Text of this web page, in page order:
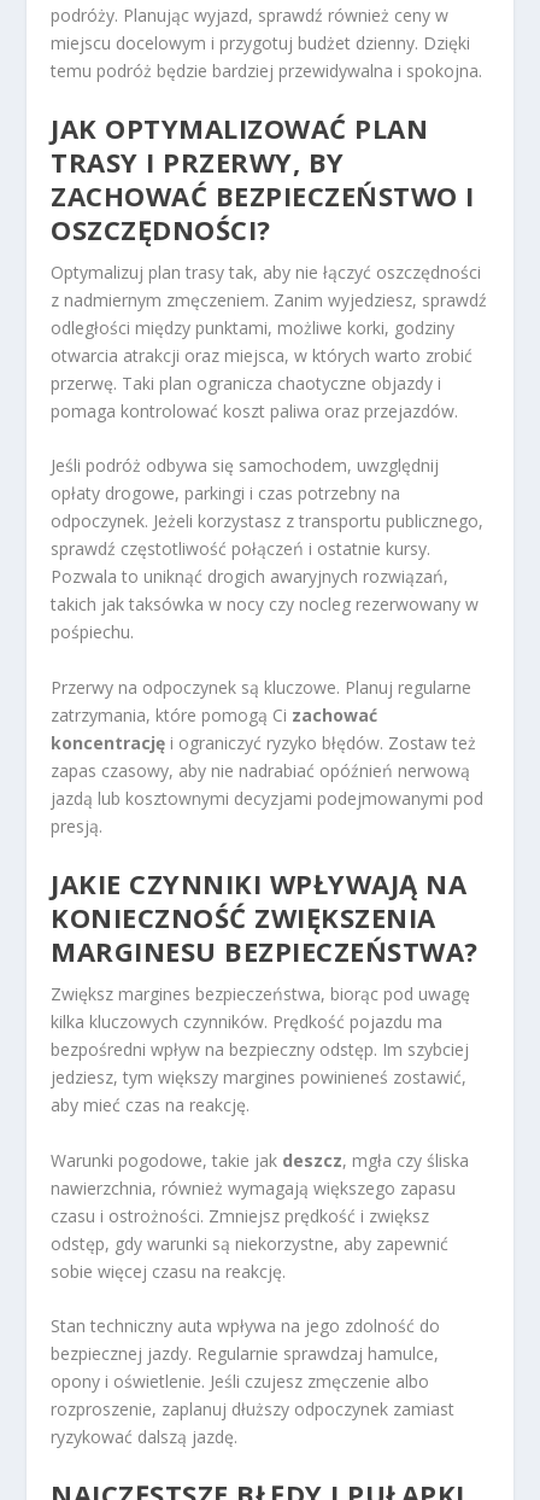
podróży. Planując wyjazd, sprawdź również ceny w
miejscu docelowym i przygotuj budżet dzienny. Dzięki
temu podróż będzie bardziej przewidywalna i spokojna.
JAK OPTYMALIZOWAĆ PLAN
TRASY I PRZERWY, BY
ZACHOWAĆ BEZPIECZEŃSTWO I
OSZCZĘDNOŚCI?
Optymalizuj plan trasy tak, aby nie łączyć oszczędności
z nadmiernym zmęczeniem. Zanim wyjedziesz, sprawdź
odległości między punktami, możliwe korki, godziny
otwarcia atrakcji oraz miejsca, w których warto zrobić
przerwę. Taki plan ogranicza chaotyczne objazdy i
pomaga kontrolować koszt paliwa oraz przejazdów.
Jeśli podróż odbywa się samochodem, uwzględnij
opłaty drogowe, parkingi i czas potrzebny na
odpoczynek. Jeżeli korzystasz z transportu publicznego,
sprawdź częstotliwość połączeń i ostatnie kursy.
Pozwala to uniknąć drogich awaryjnych rozwiązań,
takich jak taksówka w nocy czy nocleg rezerwowany w
pośpiechu.
Przerwy na odpoczynek są kluczowe. Planuj regularne
zatrzymania, które pomogą Ci zachować
koncentrację i ograniczyć ryzyko błędów. Zostaw też
zapas czasowy, aby nie nadrabiać opóźnień nerwową
jazdą lub kosztownymi decyzjami podejmowanymi pod
presją.
JAKIE CZYNNIKI WPŁYWAJĄ NA
KONIECZNOŚĆ ZWIĘKSZENIA
MARGINESU BEZPIECZEŃSTWA?
Zwiększ margines bezpieczeństwa, biorąc pod uwagę
kilka kluczowych czynników. Prędkość pojazdu ma
bezpośredni wpływ na bezpieczny odstęp. Im szybciej
jedziesz, tym większy margines powinieneś zostawić,
aby mieć czas na reakcję.
Warunki pogodowe, takie jak deszcz, mgła czy śliska
nawierzchnia, również wymagają większego zapasu
czasu i ostrożności. Zmniejsz prędkość i zwiększ
odstęp, gdy warunki są niekorzystne, aby zapewnić
sobie więcej czasu na reakcję.
Stan techniczny auta wpływa na jego zdolność do
bezpiecznej jazdy. Regularnie sprawdzaj hamulce,
opony i oświetlenie. Jeśli czujesz zmęczenie albo
rozproszenie, zaplanuj dłuższy odpoczynek zamiast
ryzykować dalszą jazdę.